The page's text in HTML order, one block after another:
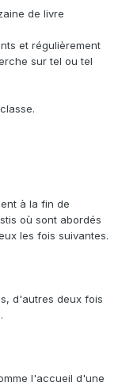
de livre
et régulièrement
sur tel ou tel
à la fin de
où sont abordés
les fois suivantes.
d'autres deux fois
l'accueil d'une